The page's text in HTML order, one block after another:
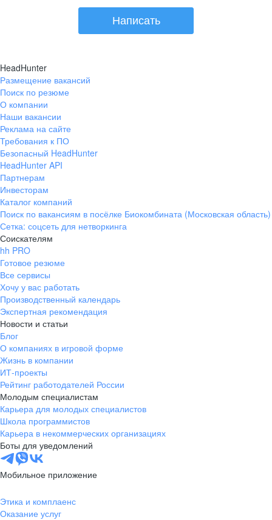
Написать
HeadHunter
Размещение вакансий
Поиск по резюме
О компании
Наши вакансии
Реклама на сайте
Требования к ПО
Безопасный HeadHunter
HeadHunter API
Партнерам
Инвесторам
Каталог компаний
Поиск по вакансиям в посёлке Биокомбината (Московская область)
Сетка: соцсеть для нетворкинга
Соискателям
hh PRO
Готовое резюме
Все сервисы
Хочу у вас работать
Производственный календарь
Экспертная рекомендация
Новости и статьи
Блог
О компаниях в игровой форме
Жизнь в компании
ИТ-проекты
Рейтинг работодателей России
Молодым специалистам
Карьера для молодых специалистов
Школа программистов
Карьера в некоммерческих организациях
Боты для уведомлений
Мобильное приложение
Этика и комплаенс
Оказание услуг